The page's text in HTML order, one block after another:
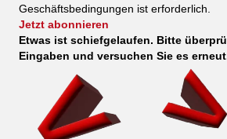
Geschäftsbedingungen ist erforderlich.
Jetzt abonnieren
Etwas ist schiefgelaufen. Bitte
Eingaben und versuchen Sie es